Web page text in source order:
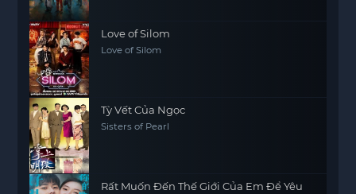
Love of Silom
Love of Silom
Tỳ Vết Của Ngọc
Sisters of Pearl
Rất Muốn Đến Thế Giới Của Em Để Yêu